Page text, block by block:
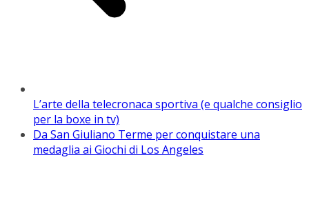
L’arte della telecronaca sportiva (e qualche consiglio
per la boxe in tv)
Da San Giuliano Terme per conquistare una
medaglia ai Giochi di Los Angeles